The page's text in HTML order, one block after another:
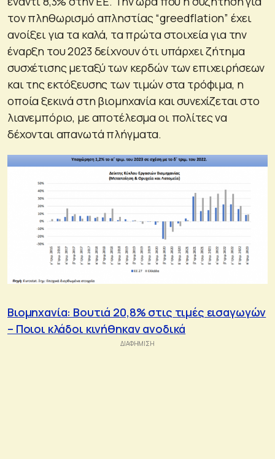
τον πληθωρισμό απληστίας “greedflation” έχει
ανοίξει για τα καλά, τα πρώτα στοιχεία για την
έναρξη του 2023 δείχνουν ότι υπάρχει ζήτημα
συσχέτισης μεταξύ των κερδών των επιχειρήσεων
και της εκτόξευσης των τιμών στα τρόφιμα, η
οποία ξεκινά στη βιομηχανία και συνεχίζεται στο
λιανεμπόριο, με αποτέλεσμα οι πολίτες να
δέχονται απανωτά πλήγματα.
Βιομηχανία: Βουτιά 20,8% στις τιμές εισαγωγών
– Ποιοι κλάδοι κινήθηκαν ανοδικά